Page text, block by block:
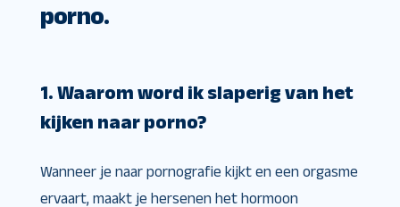
porno.
1. Waarom word ik slaperig van het
kijken naar porno?
Wanneer je naar pornografie kijkt en een orgasme
ervaart, maakt je hersenen het hormoon